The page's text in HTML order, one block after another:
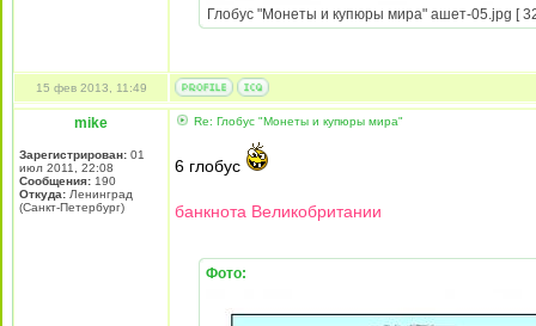
Глобус "Монеты и купюры мира" ашет-05.jpg [
15 фев 2013, 11:49
mike
Зарегистрирован: 01
июл 2011, 22:08
Сообщения: 190
Откуда: Ленинград
(Санкт-Петербург)
Re: Глобус "Монеты и купюры мира"
6 глобус
банкнота Великобритании
Фото: